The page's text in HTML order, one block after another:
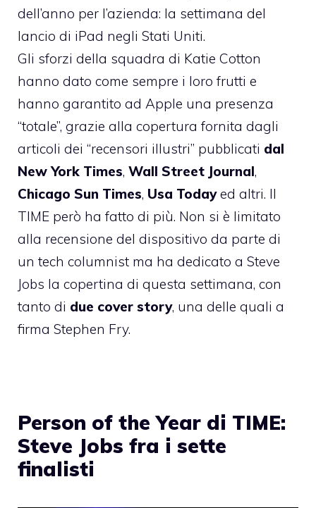
dell’anno per l’azienda: la settimana del
lancio di iPad negli Stati Uniti.
Gli sforzi della squadra di Katie Cotton
hanno dato come sempre i loro frutti e
hanno garantito ad Apple una presenza
“totale”, grazie alla copertura fornita dagli
articoli dei “recensori illustri” pubblicati dal
New York Times, Wall Street Journal,
Chicago Sun Times, Usa Todayed altri. Il
TIME però ha fatto di più. Non si è limitato
alla recensione del dispositivo da parte di
un tech columnist ma ha dedicato a Steve
Jobs la copertina di questa settimana, con
tanto di due cover story, una delle quali a
firma Stephen Fry.
Person of the Year di TIME:
Steve Jobs fra i sette
finalisti